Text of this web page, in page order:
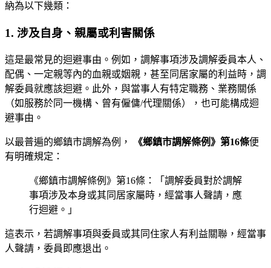
納為以下幾類：
1. 涉及自身、親屬或利害關係
這是最常見的迴避事由。例如，調解事項涉及調解委員本人、
配偶、一定親等內的血親或姻親，甚至同居家屬的利益時，調
解委員就應該迴避。此外，與當事人有特定職務、業務關係
（如服務於同一機構、曾有僱傭/代理關係），也可能構成迴
避事由。
以最普遍的鄉鎮市調解為例， 《鄉鎮市調解條例》第16條便
有明確規定：
《鄉鎮市調解條例》第16條：「調解委員對於調解
事項涉及本身或其同居家屬時，經當事人聲請，應
行迴避。」
這表示，若調解事項與委員或其同住家人有利益關聯，經當事
人聲請，委員即應退出。